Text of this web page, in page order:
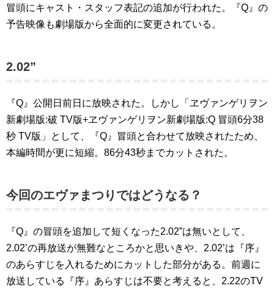
冒頭にキャスト・スタッフ表記の追加が行われた。『Q』の
予告映像も劇場版から全面的に変更されている。
2.02”
『Q』公開日前日に放映された。しかし「ヱヴァンゲリヲン
新劇場版:破 TV版+ヱヴァンゲリヲン新劇場版:Q 冒頭6分38
秒 TV版」として、『Q』冒頭と合わせて放映されたため、
本編時間が更に短縮。86分43秒までカットされた。
今回のエヴァまつりではどうなる？
『Q』の冒頭を追加して短くなった2.02”は無いとして、
2.02’の再放送が無難なところかと思いきや、2.02’は『序』
のあらすじを入れるためにカットした部分がある。前週に
放送している『序』あらすじは不要と考えると、2.22のTV